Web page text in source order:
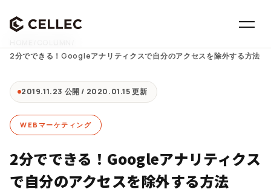
2分でできる！Googleアナリティクスで自分のアクセスを除外する方法
2019.11.23 公開 / 2020.01.15 更新
WEBマーケティング
2分でできる！Googleアナリティクス
で自分のアクセスを除外する方法